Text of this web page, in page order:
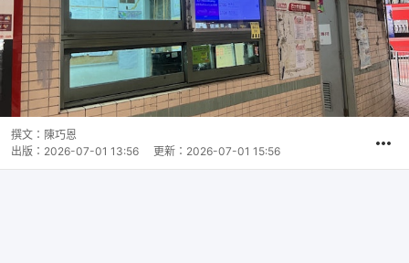
撰文： 陳巧恩
出版： 2026-07-01 13:56 更新： 2026-07-01 15:56